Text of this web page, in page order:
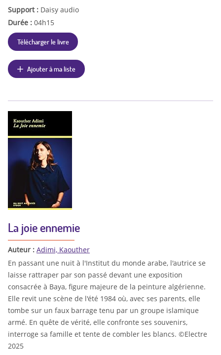
Support : Daisy audio
Durée : 04h15
Télécharger le livre
Ajouter à ma liste
La joie ennemie
Auteur : Adimi, Kaouther
En passant une nuit à l'Institut du monde arabe, l'autrice se
laisse rattraper par son passé devant une exposition
consacrée à Baya, figure majeure de la peinture algérienne.
Elle revit une scène de l'été 1984 où, avec ses parents, elle
tombe sur un faux barrage tenu par un groupe islamique
armé. En quête de vérité, elle confronte ses souvenirs,
interroge sa famille et tente de combler les blancs. ©Electre
2025